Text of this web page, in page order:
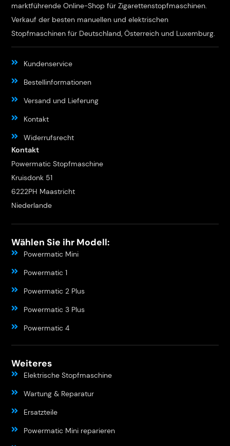
marktführende Online-Shop für Zigarettenstopfmaschinen.
Verkauf der besten manuellen und elektrischen
Stopfmaschinen für Deutschland, Österreich und Luxemburg.
Kundenservice
Bestellinformationen
Versand und Lieferung
Kontakt
Widerrufsrecht
Kontakt
Powermatic Stopfmaschine
Kruisdonk 51
6222PH Maastricht
Niederlande
Wählen Sie ihr Modell:
Powermatic Mini
Powermatic 1
Powermatic 2 Plus
Powermatic 3 Plus
Powermatic 4
Weiteres
Elektrische Stopfmaschine
Wartung & Reparatur
Ersatzteile
Powermatic Mini reparieren